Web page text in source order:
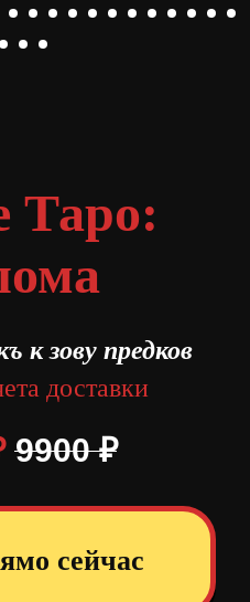
Таро:
к зову предков
доставки
9900 ₽
сейчас